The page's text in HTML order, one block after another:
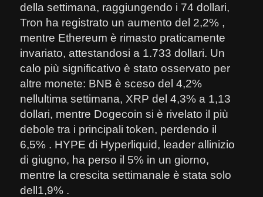
della settimana, raggiungendo i 74 dollari,
Tron ha registrato un aumento del 2,2% ,
mentre Ethereum è rimasto praticamente
invariato, attestandosi a 1.733 dollari. Un
calo più significativo è stato osservato per
altre monete: BNB è sceso del 4,2%
nellultima settimana, XRP del 4,3% a 1,13
dollari, mentre Dogecoin si è rivelato il più
debole tra i principali token, perdendo il
6,5% . HYPE di Hyperliquid, leader allinizio
di giugno, ha perso il 5% in un giorno,
mentre la crescita settimanale è stata solo
dell1,9% .